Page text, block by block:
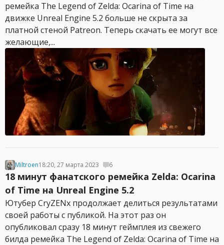
ремейка The Legend of Zelda: Ocarina of Time на
движке Unreal Engine 5.2 больше не скрыта за
платной стеной Patreon. Теперь скачать ее могут все
желающие,...
Miltroen18:20, 27 марта 2023 6
18 минут фанатского ремейка Zelda: Ocarina
of Time на Unreal Engine 5.2
Ютубер CryZENx продолжает делиться результатами
своей работы с публикой. На этот раз он
опубликовал сразу 18 минут геймплея из свежего
билда ремейка The Legend of Zelda: Ocarina of Time на